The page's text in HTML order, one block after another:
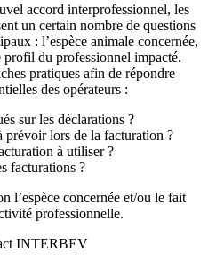
accord interprofessionnel, les
un certain nombre de questions
: l’espèce animale concernée,
du professionnel impacté.
pratiques afin de répondre
des opérateurs :
sur les déclarations ?
prévoir lors de la facturation ?
à utiliser ?
facturations ?
l’espèce concernée et/ou le fait
professionnelle.
INTERBEV